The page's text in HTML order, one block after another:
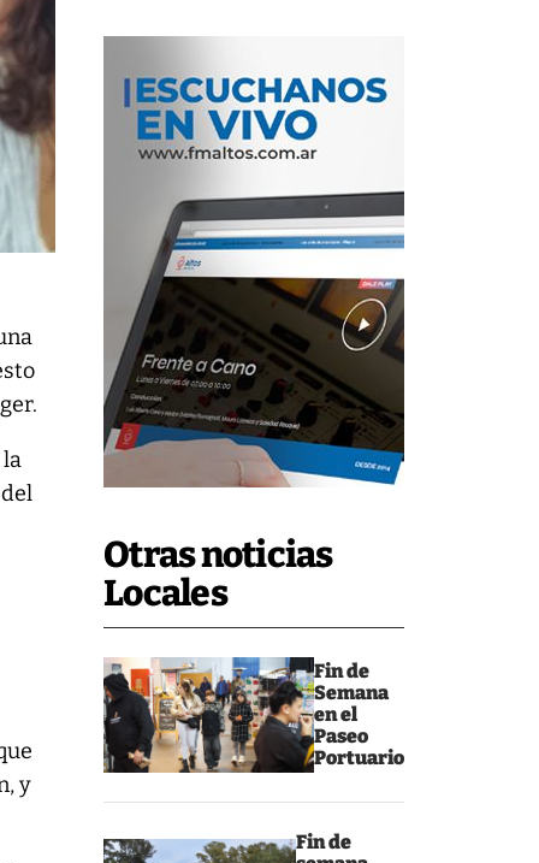
Otras noticias
Locales
Fin de
Semana
en el
Paseo
Portuario
Fin de
y